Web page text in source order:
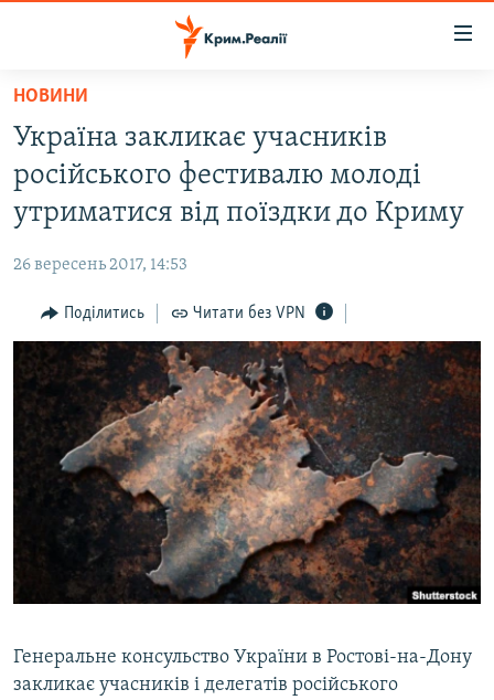
Перейти
основного
матеріалу
Перейти
до
основної
навігації
Перейти
до
пошуку
ВОДА.КРИМ
ВІДЕО ТА ФОТО
БЛОГИ
ПОГЛЯД
ІНТЕРВ'Ю
ВСЕ ЗА ДЕНЬ
СПЕЦПРОЕКТИ
ДЕПОРТАЦІЯ
ВІДЕОУРОКИ «ELIFBE»
СВІДЧЕННЯ ОКУПАЦІЇ
УКРАЇНСЬКА ПРОБЛЕМА КРИМУ
ЯК ОБІЙТИ БЛОКУВАННЯ
Русский
Qırımtatar
НОВИНИ
Україна закликає учасників
російського фестивалю молоді
утриматися від поїздки до Криму
26 вересень 2017, 14:53
Поділитись Читати без VPN
Генеральне консульство України в Ростові-на-Дону
закликає учасників і делегатів російського